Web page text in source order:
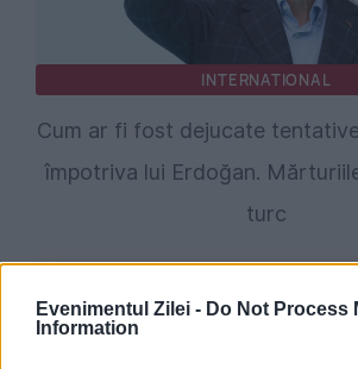
Evenimentul Zilei - Do Not Process
Information
INTERNATIONAL
Cum ar fi fost dejucate
împotriva lui Erdoğan.
turc